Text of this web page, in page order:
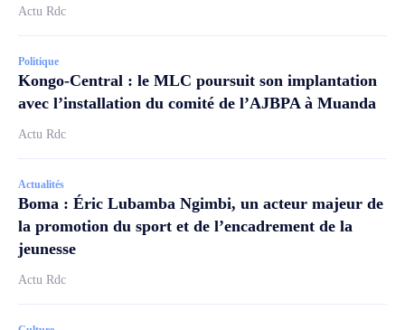
Actu Rdc
Politique
Kongo-Central : le MLC poursuit son implantation
avec l’installation du comité de l’AJBPA à Muanda
Actu Rdc
Actualités
Boma : Éric Lubamba Ngimbi, un acteur majeur de
la promotion du sport et de l’encadrement de la
jeunesse
Actu Rdc